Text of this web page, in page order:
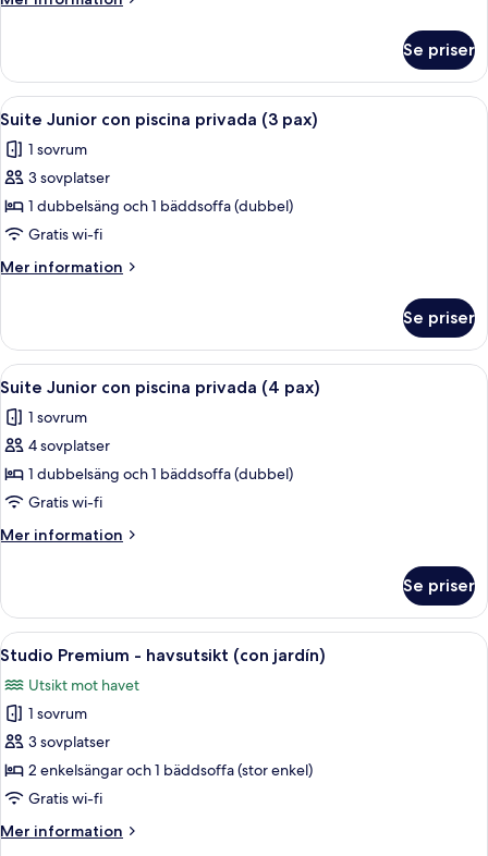
piscina
(2
pax)
Junior
con
piscina
(2
pax)
Se priser
Öppna
alla
foton
för
Suite
Junior
con
piscina
(3
pax)
Ett modernt hotellrum med en stor
7
Suite Junior con piscina privada (3 pax)
1 sovrum
3 sovplatser
1 dubbelsäng och 1 bäddsoffa (dubbel)
Gratis wi-fi
Mer information
Mer
Junior
con
piscina
(3
pax)
Se priser
Öppna
alla
foton
för
Suite
Junior
con
piscina
(4
pax)
Ett modernt hotellrum med en stor
7
Suite Junior con piscina privada (4 pax)
1 sovrum
4 sovplatser
1 dubbelsäng och 1 bäddsoffa (dubbel)
Gratis wi-fi
Mer information
Mer
Junior
con
piscina
(4
pax)
Se priser
Öppna
alla
foton
för
Studio
Premium
-
(con
Ett modernt hotellrum med trägolv,
8
Studio Premium - havsutsikt (con jardín)
Utsikt mot havet
1 sovrum
3 sovplatser
2 enkelsängar och 1 bäddsoffa (stor enkel)
Gratis wi-fi
Mer information
Mer